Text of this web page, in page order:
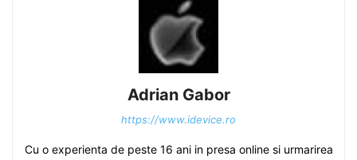
Adrian Gabor
https://www.idevice.ro
Cu o experienta de peste 16 ani in presa online si urmarirea